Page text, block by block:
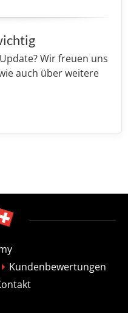
Wir freuen uns
auch über weitere
Kundenbewertungen